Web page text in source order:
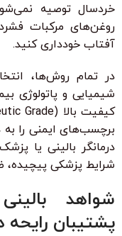
خردسال توصیه
روغن‌های مرکبات
آفتاب خودداری کنید.
در تمام روش‌ها،
شیمیایی و پاتولوژی
برچسب‌های ایمنی را به
درمانگر بالینی یا
شرایط پزشکی
شواهد
پشتیبان رایحه